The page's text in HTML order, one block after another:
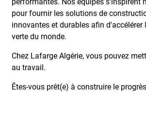
pour fournir les solutions de
innovantes et durables afin
verte du monde.
Chez Lafarge Algérie, vous pouvez
au travail.
Êtes-vous prêt(e) à construire le